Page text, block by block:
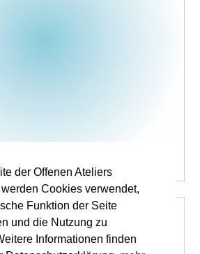
der Offenen Ateliers
Cookies verwendet,
Funktion der Seite
und die Nutzung zu
Informationen finden